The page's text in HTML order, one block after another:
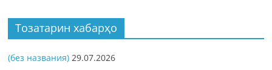
Тозатарин хабарҳо
(без названия) 29.07.2026